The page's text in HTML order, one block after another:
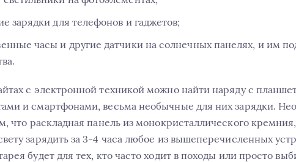
зарядки для телефонов и гаджетов;
часы и другие датчики на солнечных панелях, и им
с электронной техникой можно найти наряду с
и смартфонами, весьма необычные для них зарядки.
что раскладная панель из монокристаллического
зарядить за 3-4 часа любое из вышеперечисленных
будет для тех, кто часто ходит в походы или просто